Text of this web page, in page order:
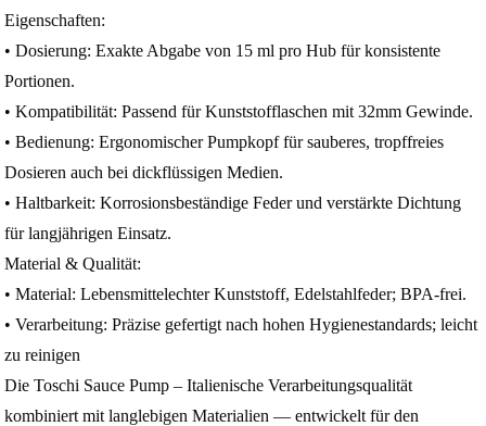
Eigenschaften:
• Dosierung: Exakte Abgabe von 15 ml pro Hub für konsistente
Portionen.
• Kompatibilität: Passend für Kunststofflaschen mit 32mm Gewinde.
• Bedienung: Ergonomischer Pumpkopf für sauberes, tropffreies
Dosieren auch bei dickflüssigen Medien.
• Haltbarkeit: Korrosionsbeständige Feder und verstärkte Dichtung
für langjährigen Einsatz.
Material & Qualität:
• Material: Lebensmittelechter Kunststoff, Edelstahlfeder; BPA-frei.
• Verarbeitung: Präzise gefertigt nach hohen Hygienestandards; leicht
zu reinigen
Die Toschi Sauce Pump – Italienische Verarbeitungsqualität
kombiniert mit langlebigen Materialien — entwickelt für den